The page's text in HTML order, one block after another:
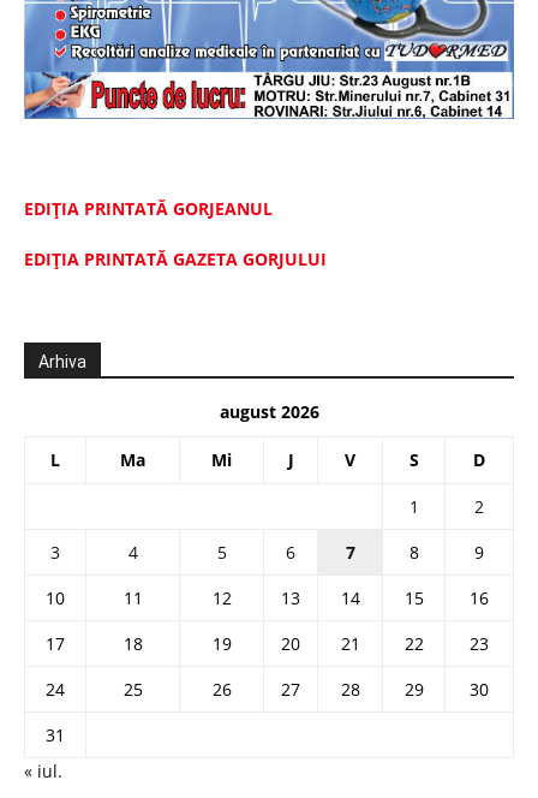
EDIȚIA PRINTATĂ GORJEANUL
EDIŢIA PRINTATĂ GAZETA GORJULUI
Arhiva
august 2026
L Ma Mi J V S D
1
2
3
4 5 6 7 8
9
10
11 12 13 14 15
16
17
18 19 20 21 22
23
24
25 26 27 28 29
30
31
« iul.